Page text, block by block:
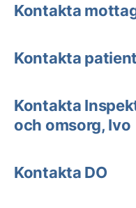
Kontakta
Kontakta
Kontakta
och omsorg, Ivo
Kontakta DO